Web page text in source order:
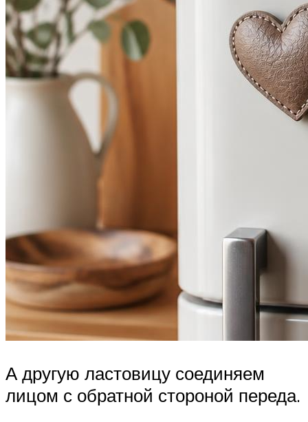
А другую ластовицу соединяем
лицом с обратной стороной переда.